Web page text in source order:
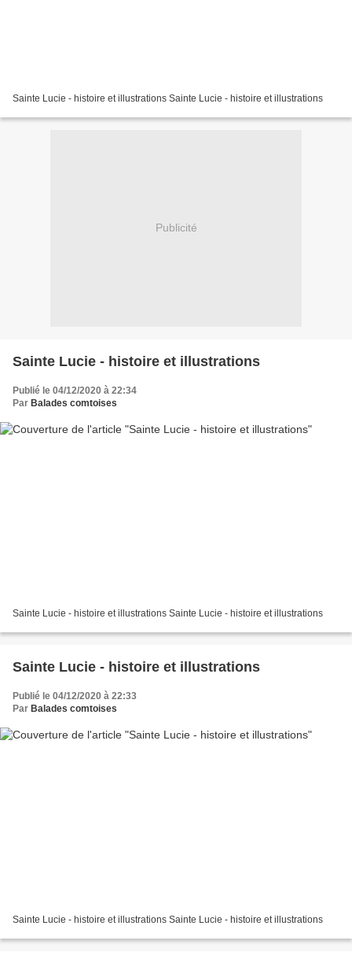
Sainte Lucie - histoire et illustrations Sainte Lucie - histoire et illustrations
Publicité
Sainte Lucie - histoire et illustrations
Publié le 04/12/2020 à 22:34
Par Balades comtoises
Sainte Lucie - histoire et illustrations Sainte Lucie - histoire et illustrations
Sainte Lucie - histoire et illustrations
Publié le 04/12/2020 à 22:33
Par Balades comtoises
Sainte Lucie - histoire et illustrations Sainte Lucie - histoire et illustrations